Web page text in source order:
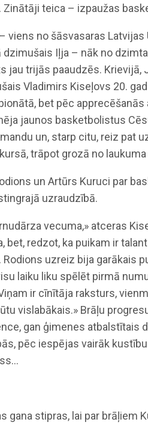
Zinātāji teica – izpaužas
viens no šāsvasaras Latvijas
dzimušais Iļja – nāk no
jau trijās paaudzēs. Krievijā,
Vladimirs Kiseļovs 20.
bet pēc apprecēšanās
jaunos basketbolistus
un, starp citu, reiz pat
trāpot grozā no
un Artūrs Kuruci par
uzraudzībā.
vecuma,» atceras
bet, redzot, ka puikam ir
uzreiz bija garākais
laiku liku spēlēt pirmā
ir cīnītāja raksturs,
vislabākais.» Brāļu
gan ģimenes atbalstītais
pēc iespējas vairāk
gana stipras, lai par brāļiem